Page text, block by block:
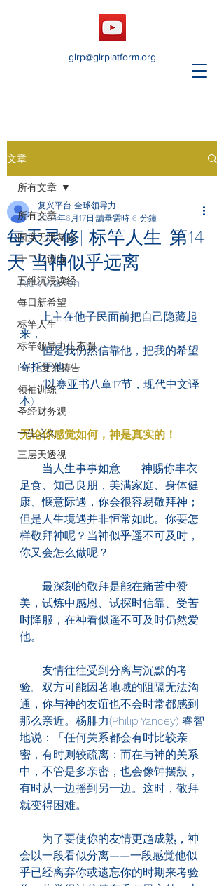
glrp@glrplatform.org
文章
所有文章
国度无限复兴
十二门训练
五维沉浸读经
每日新希望
标竿人生
标竿领导力生态圈
HAKA复兴祷告
领袖训练
圣经财务观
一生之久
三层天透视
所有文章
每天灵修| 标竿人生-第14
天 当神似乎远离
复兴平台 全球领导力
2024年6月17日 讀畢需時 6 分鐘
Rick Warren
      上主在他子民面前把自己隐藏起
来，
但是我仍然信靠他，把我的希望
寄托于他。
(以赛亚书八章17节，现代中文译
本)
无论你感觉如何，神是真实的！
当人生事事如意——神赐你丰衣
足食、知己良朋，美满家庭、身体健
康、惬意际遇，你会很容易敬拜神；
但是人生境遇并非恒常如此。你要怎
样敬拜神呢？当神似乎遥不可及时，
你又会怎么做呢？
最深刻的敬拜是能在痛苦中赞
美，试炼中感恩、试探时信靠、受苦
时降服，在神看似遥不可及时仍然爱
他。
友情往往受到分离与沉默的考
验。双方可能因著地域的阻隔无法沟
通，你与神的友谊也不会时常都感到
那么亲近。杨腓力(Philip Yancey) 睿智
地说：「任何关系都会有时比较亲
密，有时则较疏离：而在与神的关系
中，不管是多亲密，也会像钟摆般，
有时从一边摇到另一边。这时，敬拜
就变得困难。
为了要使你的友情更趋成熟，神
会以一段看似分离——一段感觉他似
乎已经离弃你或遗忘你的时期来考验